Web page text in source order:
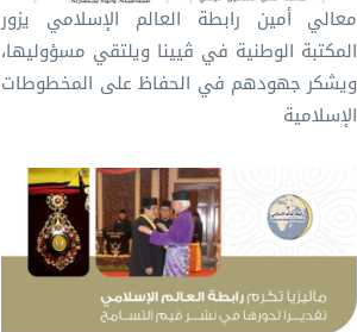
‏معالي أمين رابطة العالم الإسلامي يزور
المكتبة الوطنية في ڤيينا‬ ويلتقي مسؤوليها،
ويشكر جهودهم في الحفاظ على المخطوطات
الإسلامية